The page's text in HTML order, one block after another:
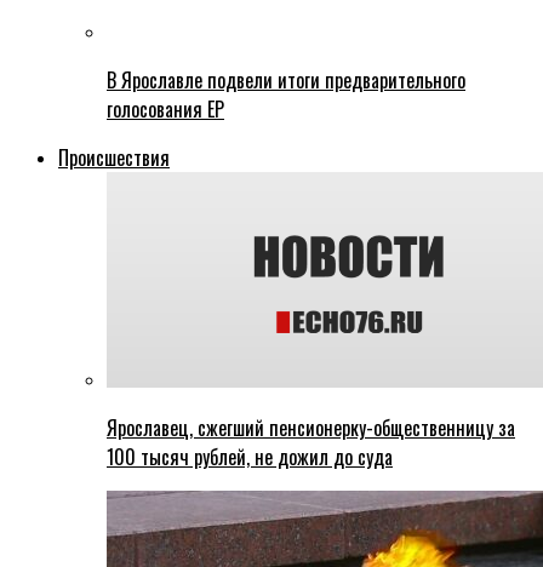
В Ярославле подвели итоги предварительного
голосования ЕР
Происшествия
Ярославец, сжегший пенсионерку-общественницу за
100 тысяч рублей, не дожил до суда